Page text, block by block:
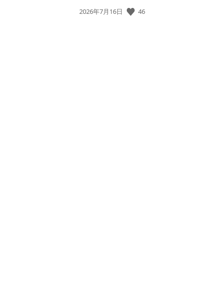
公
2026年7月16日 46